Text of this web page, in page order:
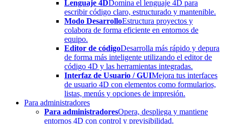
Lenguaje 4DDomina el lenguaje 4D para
escribir código claro, estructurado y mantenible.
Modo DesarrolloEstructura proyectos y
colabora de forma eficiente en entornos de
equipo.
Editor de códigoDesarrolla más rápido y depura
de forma más inteligente utilizando el editor de
código 4D y las herramientas integradas.
Interfaz de Usuario / GUIMejora tus interfaces
de usuario 4D con elementos como formularios,
listas, menús y opciones de impresión.
Para administradores
Para administradoresOpera, despliega y mantiene
entornos 4D con control y previsibilidad.